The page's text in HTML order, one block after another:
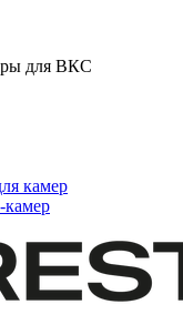
для ВКС
камер
камер